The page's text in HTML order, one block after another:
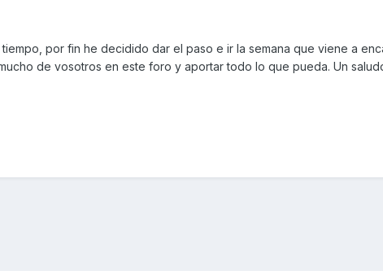
por fin he decidido dar el paso e ir la semana que viene a
de vosotros en este foro y aportar todo lo que pueda. Un